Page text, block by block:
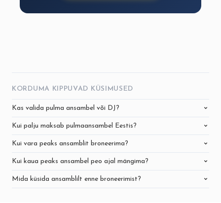
KORDUMA KIPPUVAD KÜSIMUSED
Kas valida pulma ansambel või DJ?
Kui palju maksab pulmaansambel Eestis?
Kui vara peaks ansamblit broneerima?
Kui kaua peaks ansambel peo ajal mängima?
Mida küsida ansamblilt enne broneerimist?